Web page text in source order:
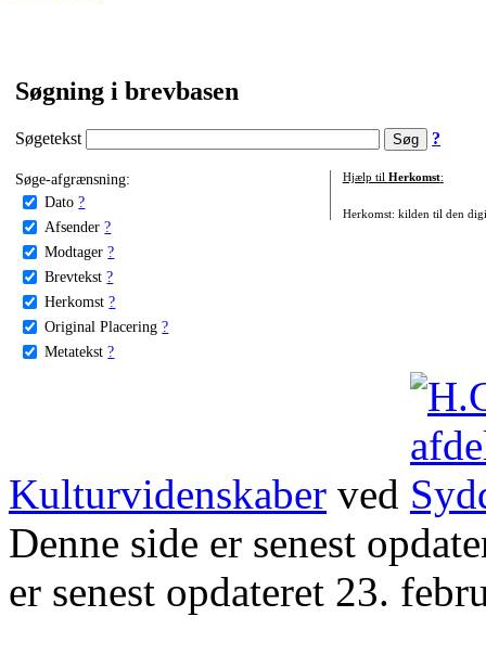
Søgning i brevbasen
Søgetekst ?
Søge-afgrænsning:
Dato ?
Afsender ?
Modtager ?
Brevtekst ?
Herkomst ?
Original Placering ?
Metatekst ?
Hjælp til Herkomst:
Herkomst: kilden til den
Kulturvidenskaber ved
Denne side er senest
er senest opdateret 23.